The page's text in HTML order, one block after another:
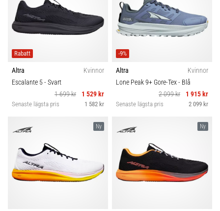
Rabatt
Altra
Kvinnor
Escalante 5- Svart
1 699 kr
1 529 kr
Senaste lägsta pris 1 582 kr
-9%
Altra
Kvinnor
Lone Peak 9+ Gore-Tex- Blå
2 099 kr
1 915 kr
Senaste lägsta pris 2 099 kr
Ny Ny